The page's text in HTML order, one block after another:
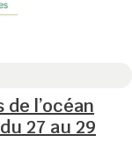
l’océan
27 au 29